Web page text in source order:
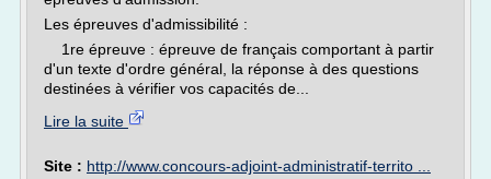
Les épreuves d'admissibilité :
1re épreuve : épreuve de français comportant à partir
d'un texte d'ordre général, la réponse à des questions
destinées à vérifier vos capacités de...
Lire la suite
Site : http://www.concours-adjoint-administratif-territo ...